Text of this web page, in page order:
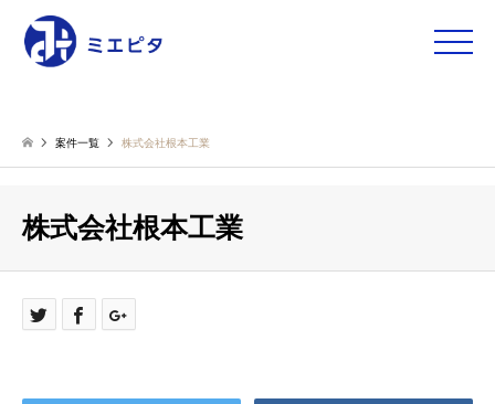
toggle
案件一覧 株式会社根本工業
株式会社根本工業